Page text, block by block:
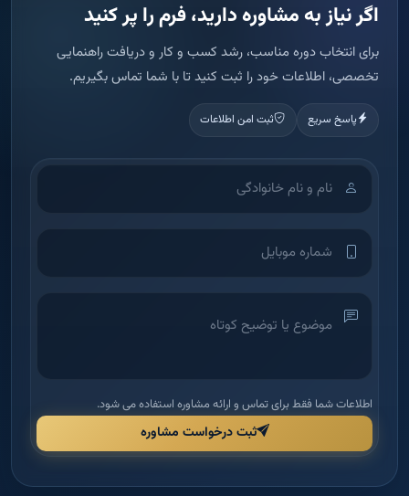
اگر نیاز به مشاوره دارید، فرم را پر کنید
برای انتخاب دوره مناسب، رشد کسب و کار و دریافت راهنمایی
تخصصی، اطلاعات خود را ثبت کنید تا با شما تماس بگیریم.
پاسخ سریع ثبت امن اطلاعات
اطلاعات شما فقط برای تماس و ارائه مشاوره استفاده می شود.
ثبت درخواست مشاوره